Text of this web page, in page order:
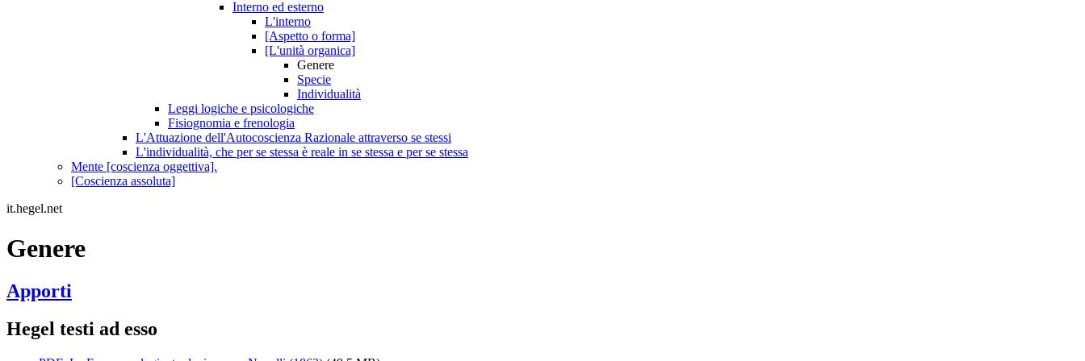
Interno ed esterno
L'interno
[Aspetto o forma]
[L'unità organica]
Genere
Specie
Individualità
Leggi logiche e psicologiche
Fisiognomia e frenologia
L'Attuazione dell'Autocoscienza Razionale attraverso se stessi
L'individualità, che per se stessa è reale in se stessa e per se stessa
Mente [coscienza oggettiva].
[Coscienza assoluta]
it.hegel.net
Genere
Apporti
Hegel testi ad esso